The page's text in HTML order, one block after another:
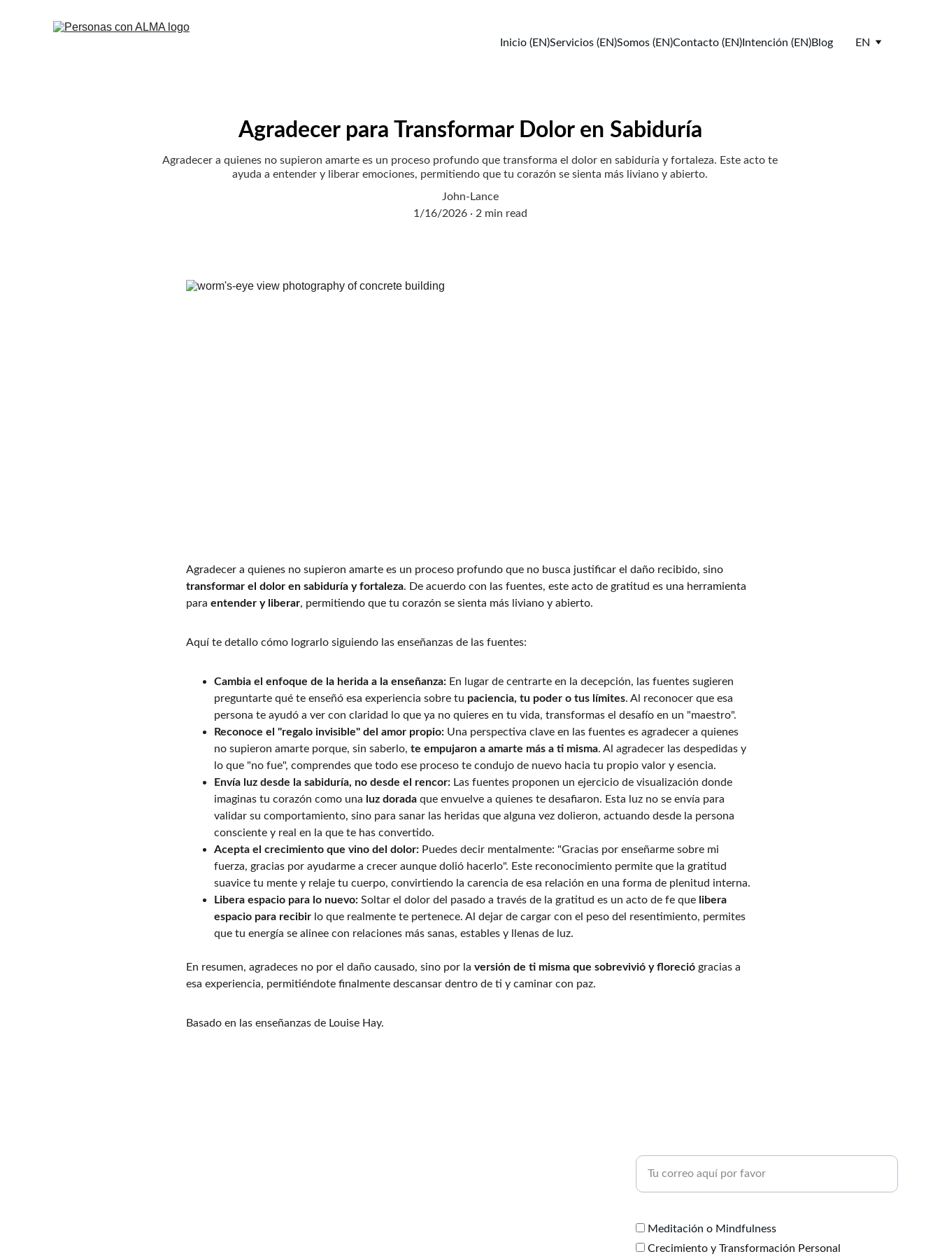
Inicio (EN)Servicios (EN)Somos (EN)Contacto (EN)Intención (EN)Blog EN
Agradecer para Transformar Dolor en Sabiduría
Agradecer a quienes no supieron amarte es un proceso profundo que transforma el dolor en sabiduría y fortaleza. Este acto te
ayuda a entender y liberar emociones, permitiendo que tu corazón se sienta más liviano y abierto.
John-Lance
1/16/2026
2 min read
Agradecer a quienes no supieron amarte es un proceso profundo que no busca justificar el daño recibido, sino
transformar el dolor en sabiduría y fortaleza. De acuerdo con las fuentes, este acto de gratitud es una herramienta
para entender y liberar, permitiendo que tu corazón se sienta más liviano y abierto.
Aquí te detallo cómo lograrlo siguiendo las enseñanzas de las fuentes:
Cambia el enfoque de la herida a la enseñanza: En lugar de centrarte en la decepción, las fuentes sugieren
preguntarte qué te enseñó esa experiencia sobre tu paciencia, tu poder o tus límites. Al reconocer que esa
persona te ayudó a ver con claridad lo que ya no quieres en tu vida, transformas el desafío en un "maestro".
Reconoce el "regalo invisible" del amor propio: Una perspectiva clave en las fuentes es agradecer a quienes
no supieron amarte porque, sin saberlo, te empujaron a amarte más a ti misma. Al agradecer las despedidas y
lo que "no fue", comprendes que todo ese proceso te condujo de nuevo hacia tu propio valor y esencia.
Envía luz desde la sabiduría, no desde el rencor: Las fuentes proponen un ejercicio de visualización donde
imaginas tu corazón como una luz dorada que envuelve a quienes te desafiaron. Esta luz no se envía para
validar su comportamiento, sino para sanar las heridas que alguna vez dolieron, actuando desde la persona
consciente y real en la que te has convertido.
Acepta el crecimiento que vino del dolor: Puedes decir mentalmente: "Gracias por enseñarme sobre mi
fuerza, gracias por ayudarme a crecer aunque dolió hacerlo". Este reconocimiento permite que la gratitud
suavice tu mente y relaje tu cuerpo, convirtiendo la carencia de esa relación en una forma de plenitud interna.
Libera espacio para lo nuevo: Soltar el dolor del pasado a través de la gratitud es un acto de fe que libera
espacio para recibir lo que realmente te pertenece. Al dejar de cargar con el peso del resentimiento, permites
que tu energía se alinee con relaciones más sanas, estables y llenas de luz.
En resumen, agradeces no por el daño causado, sino por la versión de ti misma que sobrevivió y floreció gracias a
esa experiencia, permitiéndote finalmente descansar dentro de ti y caminar con paz.
Basado en las enseñanzas de Louise Hay.
Meditación o Mindfulness
Crecimiento y Transformación Personal